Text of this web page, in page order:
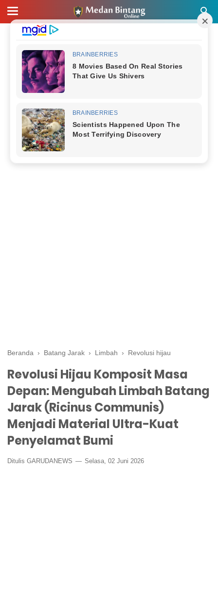
Beranda › Batang Jarak › Limbah › Revolusi hijau
Revolusi Hijau Komposit Masa
Depan: Mengubah Limbah Batang
Jarak (Ricinus Communis)
Menjadi Material Ultra-Kuat
Penyelamat Bumi
Ditulis GARUDANEWS Selasa, 02 Juni 2026